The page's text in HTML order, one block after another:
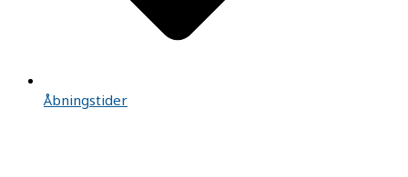
Åbningstider